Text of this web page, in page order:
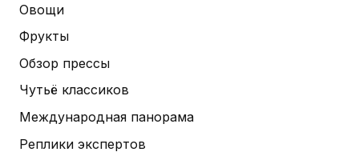
Овощи
Фрукты
Обзор прессы
Чутьё классиков
Международная панорама
Реплики экспертов